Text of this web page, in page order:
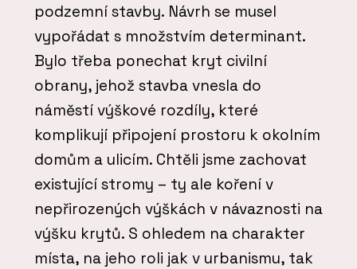
podzemní stavby. Návrh se musel
vypořádat s množstvím determinant.
Bylo třeba ponechat kryt civilní
obrany, jehož stavba vnesla do
náměstí výškové rozdíly, které
komplikují připojení prostoru k okolním
domům a ulicím. Chtěli jsme zachovat
existující stromy – ty ale koření v
nepřirozených výškách v návaznosti na
výšku krytů. S ohledem na charakter
místa, na jeho roli jak v urbanismu, tak